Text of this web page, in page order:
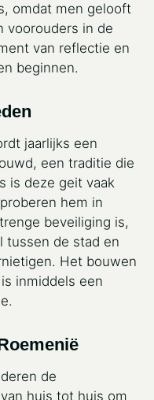
omdat men gelooft
voorouders in de
van reflectie en
beginnen.
jaarlijks een
een traditie die
is deze geit vaak
hem in
beveiliging is,
tussen de stad en
Het bouwen
inmiddels een
de
huis tot huis om